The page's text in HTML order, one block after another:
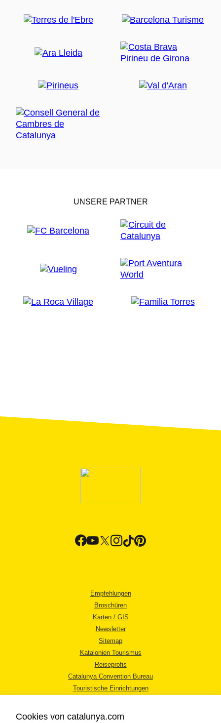
UNSERE PARTNER
Empfehlungen
Broschüren
Karten / GIS
Newsletter
Sitemap
Katalonien Tourismus
Reiseprofis
Catalunya Convention Bureau
Touristische Einrichtungen
Cookies von catalunya.com